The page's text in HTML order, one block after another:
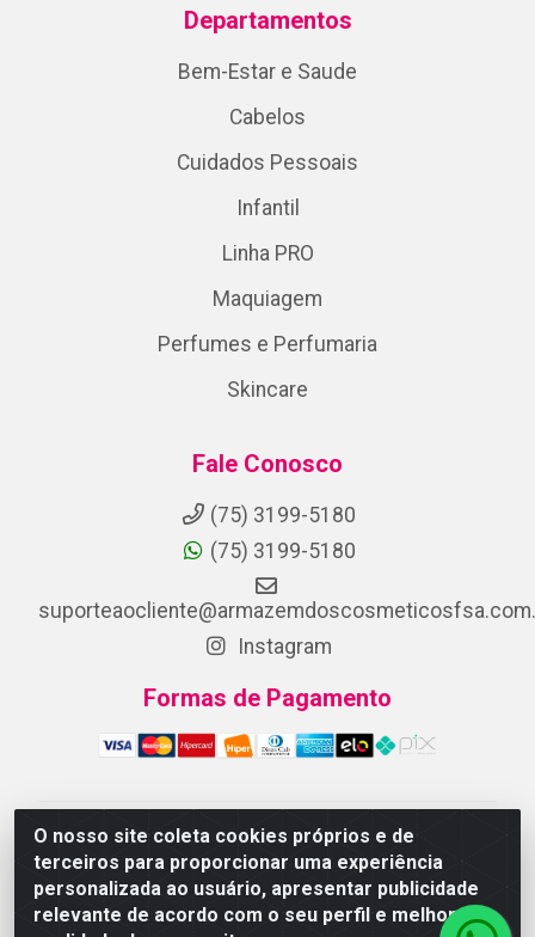
O nosso site coleta cookies próprios e de
terceiros para proporcionar uma experiência
personalizada ao usuário, apresentar publicidade
relevante de acordo com o seu perfil e melhorar a
Departamentos
Bem-Estar e Saude
Cabelos
Cuidados Pessoais
Infantil
Linha PRO
Maquiagem
Perfumes e Perfumaria
Skincare
Fale Conosco
(75) 3199-5180
(75) 3199-5180
Instagram
Formas de Pagamento
ARMAZEM DOS COSMETICOS DISTRIBUIDORA LTDA -
Av.Transnordestina, 2222 - Parque Ipê, Feira de
Santana/BA - CEP 44.054-008 - CNPJ 07.246.802/0001-
25